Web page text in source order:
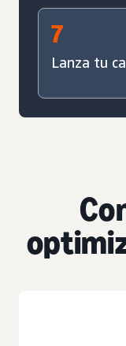
7
Lanza tu